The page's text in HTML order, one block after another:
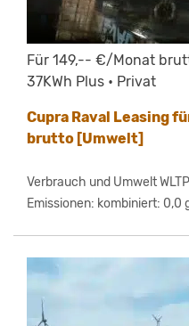
Für 149,-- €/Monat
37KWh Plus • Privat
Cupra Raval Leasing
brutto [Umwelt]
Verbrauch und Umwelt
Emissionen: kombiniert: 0,0